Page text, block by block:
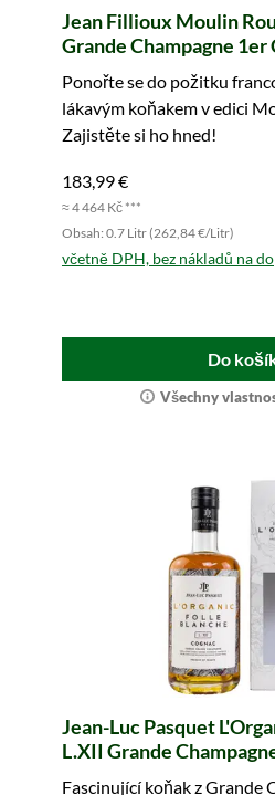
Jean Fillioux Moulin
Grande Champagne 1er
Ponořte se do požitku
lákavým koňakem v edici
Zajistěte si ho hned!
183,99 €
≈ 4 464 Kč ***
Obsah: 0.7 Litr (262,84 €/Litr)
včetně DPH, bez nákladů na
Do
Všechny
Jean-Luc Pasquet
L.XII Grande
Fascinující koňak z Grande